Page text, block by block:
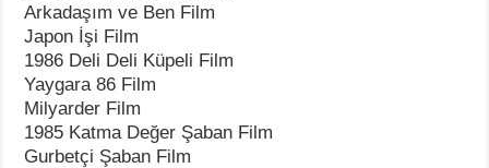
Arkadaşım ve Ben Film
Japon İşi Film
1986 Deli Deli Küpeli Film
Yaygara 86 Film
Milyarder Film
1985 Katma Değer Şaban Film
Gurbetçi Şaban Film